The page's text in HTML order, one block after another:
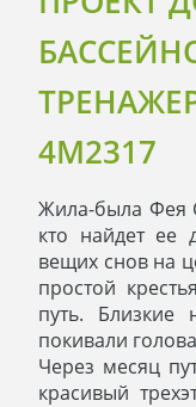
4M2317
Жила-была Фея
кто найдет ее
вещих снов на
простой
путь. Близкие
покивали
Через месяц
красивый